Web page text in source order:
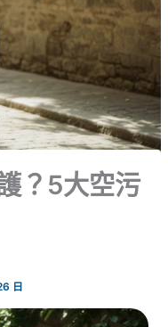
？5大空污
日